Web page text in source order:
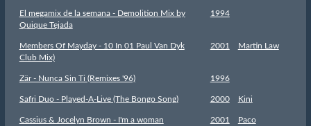
El megamix de la semana - Demolition Mix by
Quique Tejada
1994
Members Of Mayday - 10 In 01 Paul Van Dyk
Club Mix)
2001 Martin Law
Zär - Nunca Sin Ti (Remixes '96) 1996
Safri Duo - Played-A-Live (The Bongo Song) 2000 Kini
Cassius & Jocelyn Brown - I'm a woman 2001 Paco